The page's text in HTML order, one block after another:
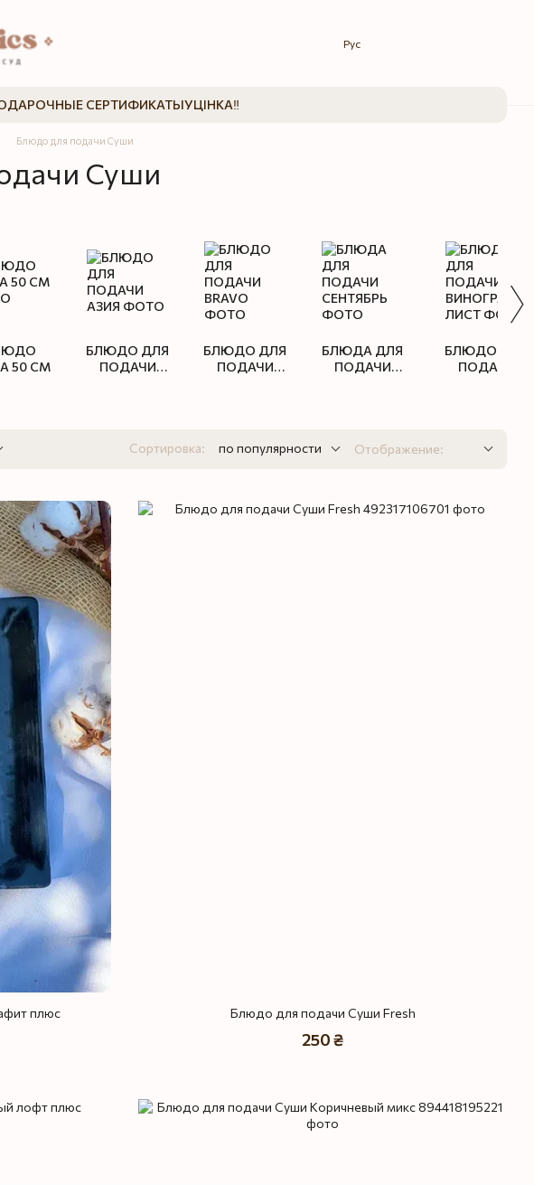
Рус
СЕРТИФИКАТЫУЦІНКА‼️
Блюдо для подачи Суши
Суши
50 СМ
БЛЮДО ДЛЯ
ПОДАЧИ
БЛЮДО ДЛЯ
ПОДАЧИ
БЛЮДА ДЛЯ
ПОДАЧИ
БЛЮДО ДЛЯ
ПОДАЧИ
Сортировка: по популярности Отображение:
плюс Блюдо для подачи Суши Fresh
250 ₴